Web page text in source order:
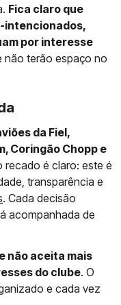
Fica claro que
intencionados,
por interesse
não terão espaço no
da Fiel,
Coringão Chopp e
recado é claro: este é
transparência e
. Cada decisão
acompanhada de
não aceita mais
do clube. O
e cada vez